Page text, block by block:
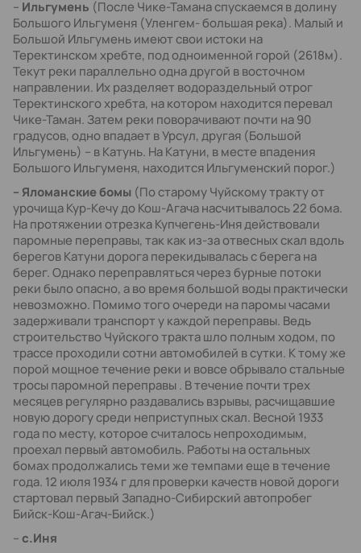
– Ильгумень (После Чике-Тамана спускаемся в долину
Большого Ильгуменя (Уленгем- большая река). Малый и
Большой Ильгумень имеют свои истоки на
Теректинском хребте, под одноименной горой (2618м).
Текут реки параллельно одна другой в восточном
направлении. Их разделяет водораздельный отрог
Теректинского хребта, на котором находится перевал
Чике-Таман. Затем реки поворачивают почти на 90
градусов, одно впадает в Урсул, другая (Большой
Ильгумень) – в Катунь. На Катуни, в месте впадения
Большого Ильгуменя, находится Ильгуменский порог.)
– Яломанские бомы (По старому Чуйскому тракту от
урочища Кур-Кечу до Кош-Агача насчитывалось 22 бома.
На протяжении отрезка Купчегень-Иня действовали
паромные переправы, так как из-за отвесных скал вдоль
берегов Катуни дорога перекидывалась с берега на
берег. Однако переправляться через бурные потоки
реки было опасно, а во время большой воды практически
невозможно. Помимо того очереди на паромы часами
задерживали транспорт у каждой переправы. Ведь
строительство Чуйского тракта шло полным ходом, по
трассе проходили сотни автомобилей в сутки. К тому же
порой мощное течение реки и вовсе обрывало стальные
тросы паромной переправы . В течение почти трех
месяцев регулярно раздавались взрывы, расчищавшие
новую дорогу среди неприступных скал. Весной 1933
года по месту, которое считалось непроходимым,
проехал первый автомобиль. Работы на остальных
бомах продолжались теми же темпами еще в течение
года. 12 июля 1934 г для проверки качеств новой дороги
стартовал первый Западно-Сибирский автопробег
Бийск-Кош-Агач-Бийск.)
–с.Иня